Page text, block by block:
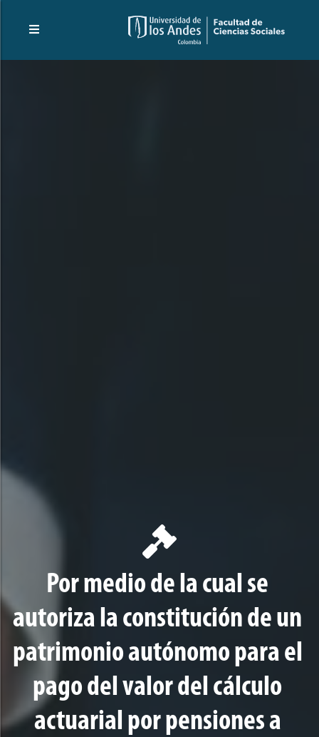
Por medio de la cual se
autoriza la constitución de un
patrimonio autónomo para el
pago del valor del cálculo
actuarial por pensiones a